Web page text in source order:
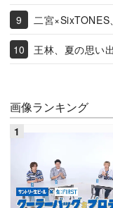
二宮
王林、夏の思い
画像ランキング